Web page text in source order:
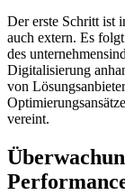
Der erste Schritt ist
auch extern. Es
des
Digitalisierung
von
vereint.